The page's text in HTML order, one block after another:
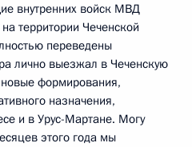
внутренних войск МВД
территории Чеченской
переведены
лично выезжал в Чеченскую
формирования,
назначения,
и в Урус-Мартане. Могу
этого года мы